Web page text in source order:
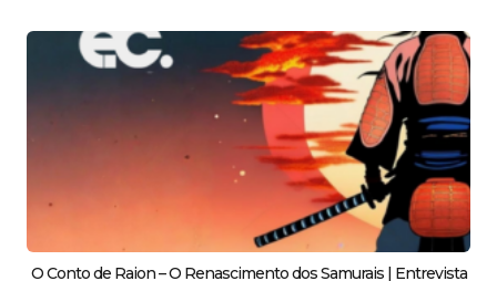
O Conto de Raion – O Renascimento dos Samurais | Entrevista